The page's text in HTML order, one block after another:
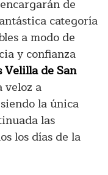
de
categoría
a modo de
y confianza
Velilla de San
veloz a
la única
las
los días de la